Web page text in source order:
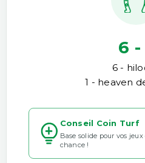
6 -
6 -
1 - heaven
Conseil Coin Turf
Base solide pour vos
chance !